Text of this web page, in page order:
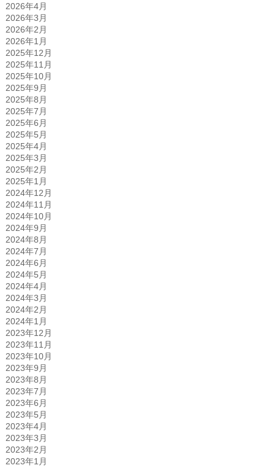
2026年4月
2026年3月
2026年2月
2026年1月
2025年12月
2025年11月
2025年10月
2025年9月
2025年8月
2025年7月
2025年6月
2025年5月
2025年4月
2025年3月
2025年2月
2025年1月
2024年12月
2024年11月
2024年10月
2024年9月
2024年8月
2024年7月
2024年6月
2024年5月
2024年4月
2024年3月
2024年2月
2024年1月
2023年12月
2023年11月
2023年10月
2023年9月
2023年8月
2023年7月
2023年6月
2023年5月
2023年4月
2023年3月
2023年2月
2023年1月